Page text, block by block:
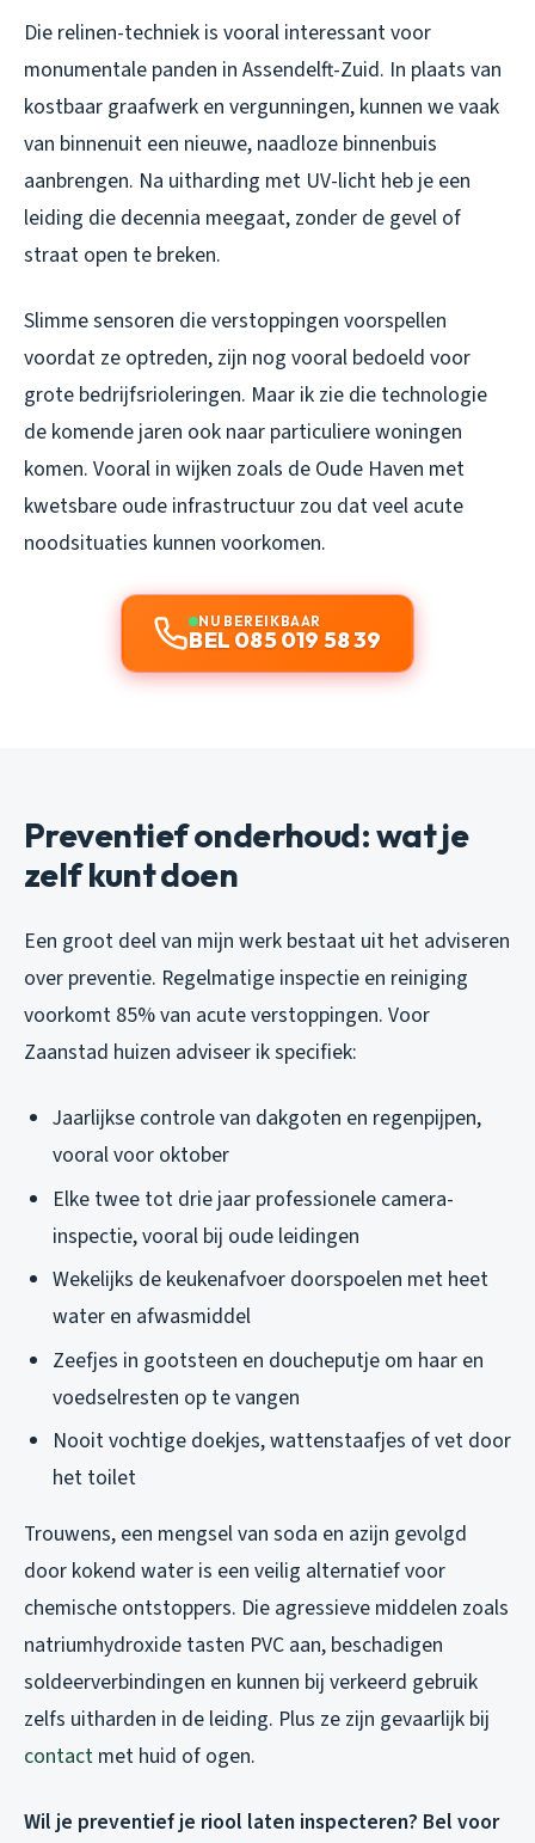
Die relinen-techniek is vooral interessant voor
monumentale panden in Assendelft-Zuid. In plaats van
kostbaar graafwerk en vergunningen, kunnen we vaak
van binnenuit een nieuwe, naadloze binnenbuis
aanbrengen. Na uitharding met UV-licht heb je een
leiding die decennia meegaat, zonder de gevel of
straat open te breken.
Slimme sensoren die verstoppingen voorspellen
voordat ze optreden, zijn nog vooral bedoeld voor
grote bedrijfsrioleringen. Maar ik zie die technologie
de komende jaren ook naar particuliere woningen
komen. Vooral in wijken zoals de Oude Haven met
kwetsbare oude infrastructuur zou dat veel acute
noodsituaties kunnen voorkomen.
NU BEREIKBAAR
BEL 085 019 58 39
Preventief onderhoud: wat je
zelf kunt doen
Een groot deel van mijn werk bestaat uit het adviseren
over preventie. Regelmatige inspectie en reiniging
voorkomt 85% van acute verstoppingen. Voor
Zaanstad huizen adviseer ik specifiek:
Jaarlijkse controle van dakgoten en regenpijpen,
vooral voor oktober
Elke twee tot drie jaar professionele camera-
inspectie, vooral bij oude leidingen
Wekelijks de keukenafvoer doorspoelen met heet
water en afwasmiddel
Zeefjes in gootsteen en doucheputje om haar en
voedselresten op te vangen
Nooit vochtige doekjes, wattenstaafjes of vet door
het toilet
Trouwens, een mengsel van soda en azijn gevolgd
door kokend water is een veilig alternatief voor
chemische ontstoppers. Die agressieve middelen zoals
natriumhydroxide tasten PVC aan, beschadigen
soldeerverbindingen en kunnen bij verkeerd gebruik
zelfs uitharden in de leiding. Plus ze zijn gevaarlijk bij
contact met huid of ogen.
Wil je preventief je riool laten inspecteren? Bel voor